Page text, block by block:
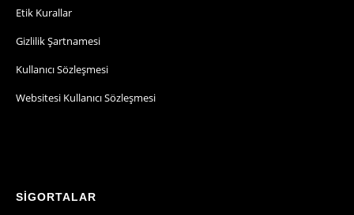
Etik Kurallar
Gizlilik Şartnamesi
Kullanıcı Sözleşmesi
Websitesi Kullanıcı Sözleşmesi
SİGORTALAR